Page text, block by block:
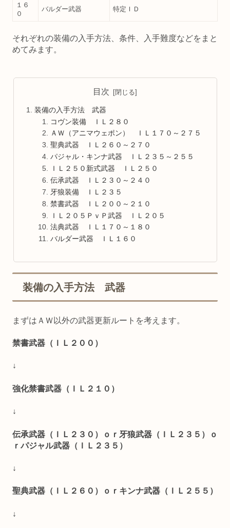
１６
０
バルダー武器 特定ＩＤ
それぞれの装備の入手方法、条件、入手難度などをまと
めてみます。
目次
装備の入手方法 武器
コヴン装備 ＩＬ２８０
ＡＷ（アニマウェポン） ＩＬ１７０～２７５
聖典武器 ＩＬ２６０～２７０
パジャル・キンナ武器 ＩＬ２３５～２５５
ＩＬ２５０新式武器 ＩＬ２５０
伝承武器 ＩＬ２３０～２４０
牙狼装備 ＩＬ２３５
禁書武器 ＩＬ２００～２１０
ＩＬ２０５ＰｖＰ武器 ＩＬ２０５
法典武器 ＩＬ１７０～１８０
バルダー武器 ＩＬ１６０
装備の入手方法 武器
まずはＡＷ以外の武器更新ルートを考えます。
禁書武器（ＩＬ２００）
↓
強化禁書武器（ＩＬ２１０）
↓
伝承武器（ＩＬ２３０）ｏｒ牙狼武器（ＩＬ２３５）ｏ
ｒパジャル武器（ＩＬ２３５）
↓
聖典武器（ＩＬ２６０）ｏｒキンナ武器（ＩＬ２５５）
↓